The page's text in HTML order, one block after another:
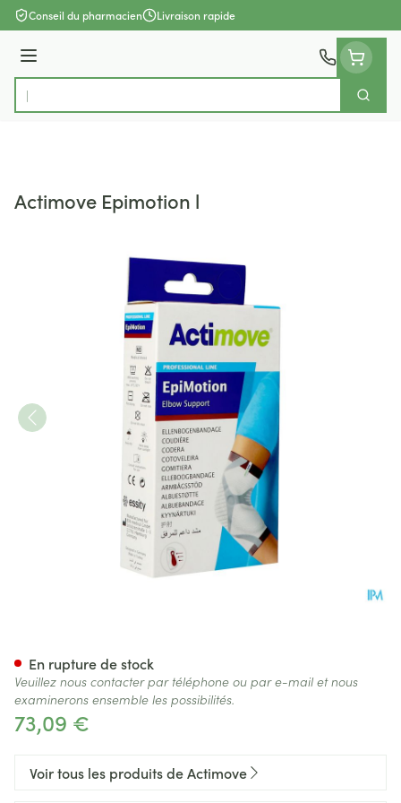
Aller au contenu
Conseil du pharmacien Livraison rapide
Menu
Rechercher
Actimove Epimotion l
73,09 €
En rupture de stock
Veuillez nous contacter par téléphone ou par e-mail et nous
examinerons ensemble les possibilités.
Voir tous les produits de Actimove